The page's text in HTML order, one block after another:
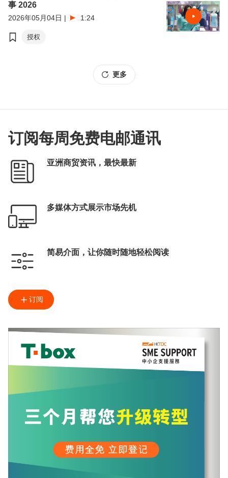
事 2026
2026年05月04日 | 1:24
授权
更多
订阅每周免费电邮通讯
亚洲商贸资讯，最快最新
多媒体方式展示市场先机
简易介面，让你随时随地轻松阅读
订阅